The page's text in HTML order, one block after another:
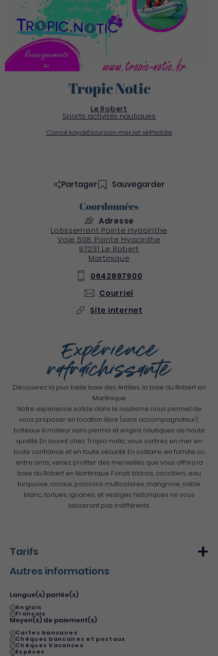
Tropic Notic
Le Robert
Sports activités nautiques
Canoé kayakExcursion merJet skiPaddle
Expérience
rafraîchissante
Découvrez la plus belle baie des Antilles, la baie du Robert en
Martinique
Notre expérience solide dans le nautisme nous permet de
vous proposer en location libre (sans accompagnateur),
bateaux à moteur sans permis et engins nautiques de haute
qualité. En louant chez Tropic-notic, vous sortirez en mer en
toute confiance et en toute sécurité. En solitaire, en famille ou
entre amis, venez profiter des merveilles que vous offrira la
baie du Robert en Martinique. Fonds blancs, cocotiers, eau
turquoise, coraux, poissons multicolores, mangrove, sable
blanc, tortues, iguanes, et vestiges historiques ne vous
laisseront pas indifférents.
Tarifs
Tarif de base - adulte plein tarif
Du 1 janvier 2018 au 31 décembre 2018
Autres informations
Langue(s) parlée(s)
Anglais
Français
Moyen(s) de paiement(s)
Cartes bancaires
Chèques bancaires et postaux
Chèques Vacances
Espèces
Partager Sauvegarder
Coordonnées
Adresse
Lotissement Pointe Hyacinthe
Voie 508 Pointe Hyacinthe
97231 Le Robert
Martinique
0642897900
Courriel
Site internet